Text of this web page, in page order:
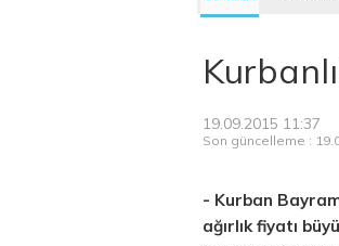
19.09.2015 11:37
Son güncelleme :
- Kurban
ağırlık fiyatı